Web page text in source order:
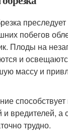
преследует
побегов
Плоды на
и
массу и
и вредителей, а
трудно.